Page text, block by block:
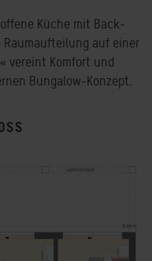
Küche mit Back-
auf einer
vereint Komfort und
Bungalow-Konzept.